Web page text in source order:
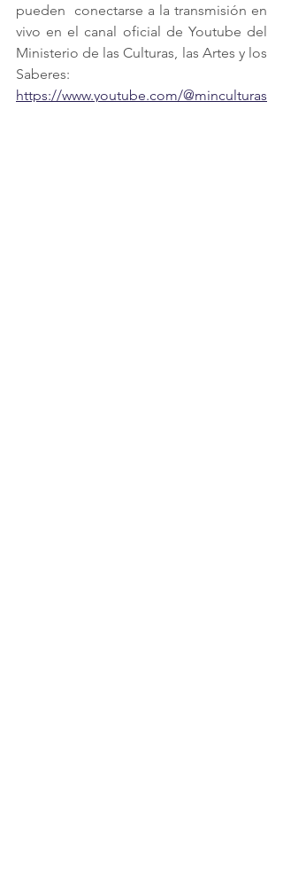
pueden  conectarse a la transmisión en
vivo en el canal oficial de Youtube del
Ministerio de las Culturas, las Artes y los
https://www.youtube.com/@minculturas